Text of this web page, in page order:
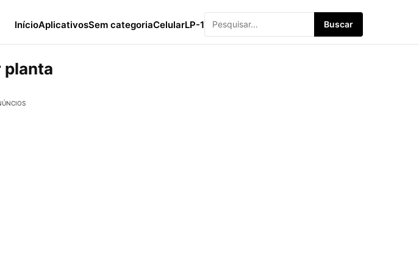
InícioAplicativosSem categoriaCelularLP-1 Buscar